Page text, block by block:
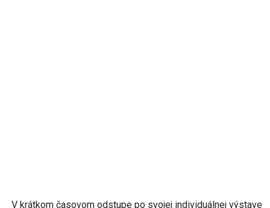
V krátkom časovom odstupe po svojej individuálnej výstave